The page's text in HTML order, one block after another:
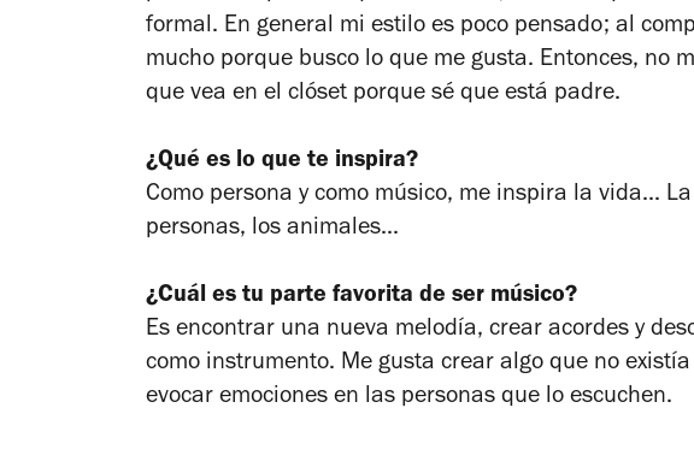
formal. En general mi estilo es poco pensado; al
mucho porque busco lo que me gusta. Entonces, no
que vea en el clóset porque sé que está padre.
¿Qué es lo que te inspira?
Como persona y como músico, me inspira la vida...
personas, los animales...
¿Cuál es tu parte favorita de ser músico?
Es encontrar una nueva melodía, crear acordes y
como instrumento. Me gusta crear algo que no
evocar emociones en las personas que lo escuchen.